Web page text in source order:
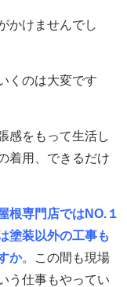
かけませんでし
くのは大変です
感をもって生活し
着用、できるだけ
根専門店ではNO.１
塗装以外の工事も
か。この間も現場
う仕事もやってい